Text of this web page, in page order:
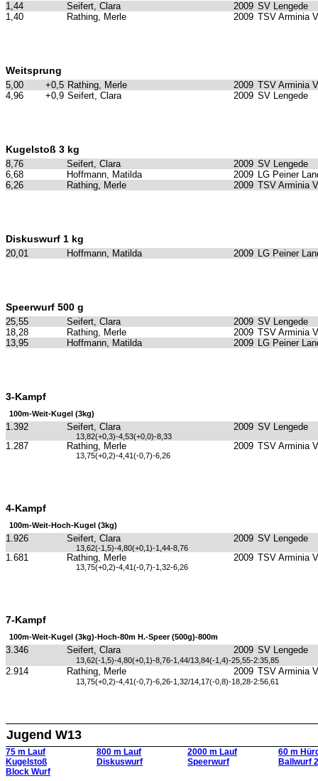
1,44 Seifert, Clara 2009 SV Lengede
1,40
Rathing, Merle 2009 TSV Arminia
Weitsprung
5,00 +0,5 Rathing, Merle 2009 TSV Arminia
4,96
+0,9 Seifert, Clara 2009 SV Lengede
Kugelstoß 3 kg
8,76 Seifert, Clara 2009 SV Lengede
6,68
Hoffmann, Matilda 2009 LG Peiner
6,26
Rathing, Merle 2009 TSV Arminia
Diskuswurf 1 kg
20,01 Hoffmann, Matilda 2009 LG Peiner
Speerwurf 500 g
25,55 Seifert, Clara 2009 SV Lengede
18,28
Rathing, Merle 2009 TSV Arminia
13,95
Hoffmann, Matilda 2009 LG Peiner
3-Kampf
100m-Weit-Kugel (3kg)
1.392 Seifert, Clara 2009 SV Lengede
13,82(+0,3)-4,53(+0,0)-8,33
1.287 Rathing, Merle 2009 TSV Arminia
13,75(+0,2)-4,41(-0,7)-6,26
4-Kampf
100m-Weit-Hoch-Kugel (3kg)
1.926 Seifert, Clara 2009 SV Lengede
13,62(-1,5)-4,80(+0,1)-1,44-8,76
1.681 Rathing, Merle 2009 TSV Arminia
13,75(+0,2)-4,41(-0,7)-1,32-6,26
7-Kampf
100m-Weit-Kugel (3kg)-Hoch-80m H.-Speer (500g)-800m
3.346 Seifert, Clara 2009 SV Lengede
13,62(-1,5)-4,80(+0,1)-8,76-1,44/13,84(-1,4)-25,55-2:35,85
2.914 Rathing, Merle 2009 TSV Arminia
13,75(+0,2)-4,41(-0,7)-6,26-1,32/14,17(-0,8)-18,28-2:56,61
Jugend W13
75 m Lauf 800 m Lauf 2000 m Lauf
60 m
Kugelstoß
Diskuswurf Speerwurf
Ballwurf
Block Wurf